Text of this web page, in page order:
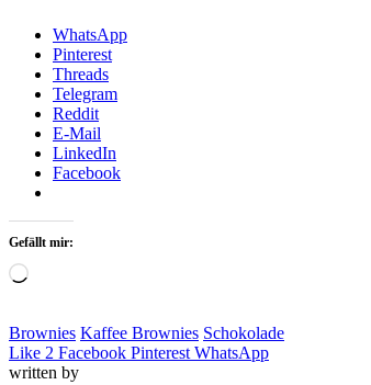
WhatsApp
Pinterest
Threads
Telegram
Reddit
E-Mail
LinkedIn
Facebook
Gefällt mir:
Loading…
Brownies Kaffee Brownies Schokolade
Like 2 Facebook Pinterest WhatsApp
written by